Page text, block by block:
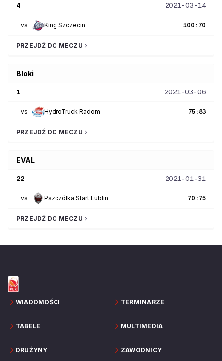
4 2021-03-14
vs King Szczecin 100 : 70
PRZEJDŹ DO MECZU
Bloki
1 2021-03-06
vs HydroTruck Radom 75 : 83
PRZEJDŹ DO MECZU
EVAL
22 2021-01-31
vs Pszczółka Start Lublin 70 : 75
PRZEJDŹ DO MECZU
WIADOMOŚCI TERMINARZE
TABELE MULTIMEDIA
DRUŻYNY ZAWODNICY